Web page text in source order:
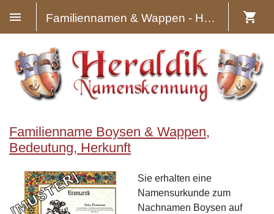
Familiennamen & Wappen - Heraldik
Familienname Boysen & Wappen,
Bedeutung, Herkunft
Sie erhalten eine
Namensurkunde zum
Nachnamen Boysen auf